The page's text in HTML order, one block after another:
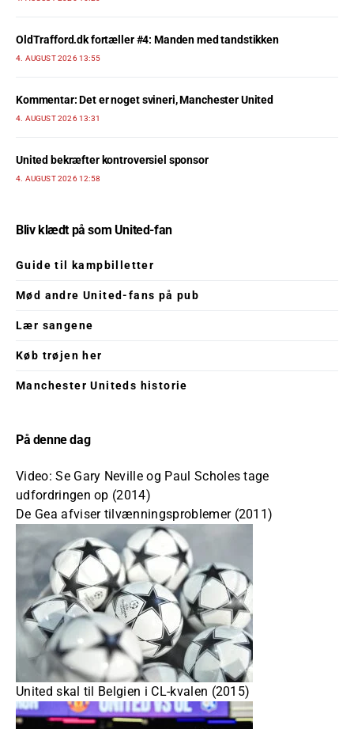
OldTrafford.dk fortæller #4: Manden med tandstikken
4. AUGUST 2026 13:55
Kommentar: Det er noget svineri, Manchester United
4. AUGUST 2026 13:31
United bekræfter kontroversiel sponsor
4. AUGUST 2026 12:58
Bliv klædt på som United-fan
Guide til kampbilletter
Mød andre United-fans på pub
Lær sangene
Køb trøjen her
Manchester Uniteds historie
På denne dag
Video: Se Gary Neville og Paul Scholes tage
udfordringen op (2014)
De Gea afviser tilvænningsproblemer (2011)
United skal til Belgien i CL-kvalen (2015)